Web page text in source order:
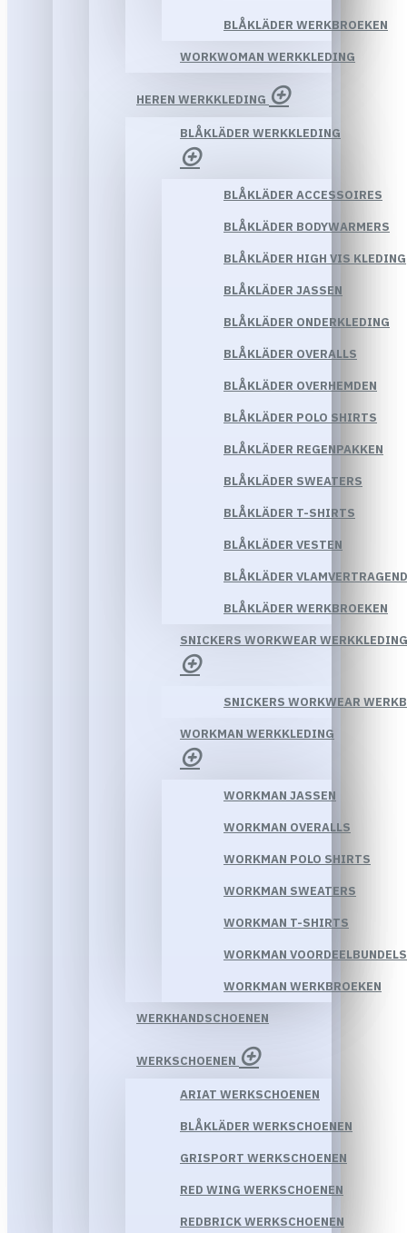
BLÅKLÄDER WERKBROEKEN
WORKWOMAN WERKKLEDING
HEREN WERKKLEDING
BLÅKLÄDER WERKKLEDING
BLÅKLÄDER ACCESSOIRES
BLÅKLÄDER BODYWARMERS
BLÅKLÄDER HIGH VIS KLEDING
BLÅKLÄDER JASSEN
BLÅKLÄDER ONDERKLEDING
BLÅKLÄDER OVERALLS
BLÅKLÄDER OVERHEMDEN
BLÅKLÄDER POLO SHIRTS
BLÅKLÄDER REGENPAKKEN
BLÅKLÄDER SWEATERS
BLÅKLÄDER T-SHIRTS
BLÅKLÄDER VESTEN
BLÅKLÄDER
BLÅKLÄDER WERKBROEKEN
SNICKERS WORKWEAR WERKKLEDING
SNICKERS WORKWEAR
WORKMAN WERKKLEDING
WORKMAN JASSEN
WORKMAN OVERALLS
WORKMAN POLO SHIRTS
WORKMAN SWEATERS
WORKMAN T-SHIRTS
WORKMAN VOORDEELBUNDELS
WORKMAN WERKBROEKEN
WERKHANDSCHOENEN
WERKSCHOENEN
ARIAT WERKSCHOENEN
BLÅKLÄDER WERKSCHOENEN
GRISPORT WERKSCHOENEN
RED WING WERKSCHOENEN
REDBRICK WERKSCHOENEN